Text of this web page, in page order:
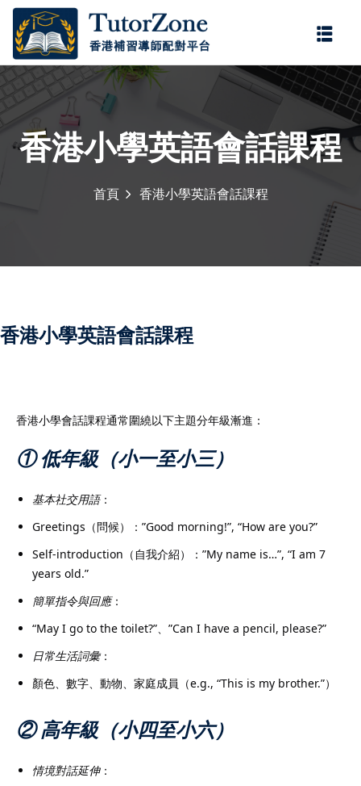
香港小學英語會話課程
首頁 香港小學英語會話課程
香港小學英語會話課程
香港小學會話課程通常圍繞以下主題分年級漸進：
① 低年級（小一至小三）
基本社交用語：
Greetings（問候）：”Good morning!”, “How are you?”
Self-introduction（自我介紹）：”My name is…”, “I am 7
years old.”
簡單指令與回應：
“May I go to the toilet?”、”Can I have a pencil, please?”
日常生活詞彙：
顏色、數字、動物、家庭成員（e.g., “This is my brother.”）
② 高年級（小四至小六）
情境對話延伸：
登錄